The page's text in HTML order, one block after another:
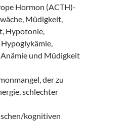
Hormon (ACTH)-
Müdigkeit,
Hypotonie,
und Müdigkeit
der zu
schlechter
kognitiven